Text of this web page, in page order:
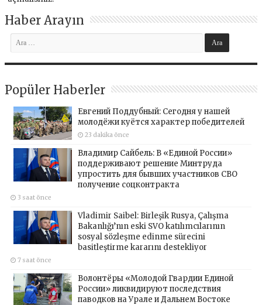
Haber Arayın
Popüler Haberler
Евгений Поддубный: Сегодня у нашей
молодёжи куётся характер победителей
23 dakika önce
Владимир Сайбель: В «Единой России»
поддерживают решение Минтруда
упростить для бывших участников СВО
получение соцконтракта
3 saat önce
Vladimir Saibel: Birleşik Rusya, Çalışma
Bakanlığı’nın eski SVO katılımcılarının
sosyal sözleşme edinme sürecini
basitleştirme kararını destekliyor
7 saat önce
Волонтёры «Молодой Гвардии Единой
России» ликвидируют последствия
паводков на Урале и Дальнем Востоке